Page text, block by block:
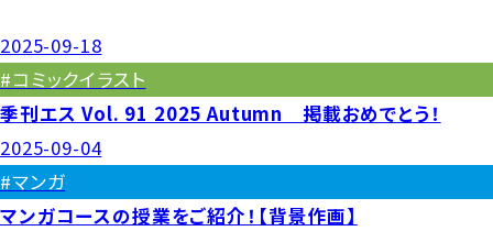
2025-09-18
#コミックイラスト
季刊エス Vol. 91 2025 Autumn 掲載おめでとう！
2025-09-04
#マンガ
マンガコースの授業をご紹介！【背景作画】